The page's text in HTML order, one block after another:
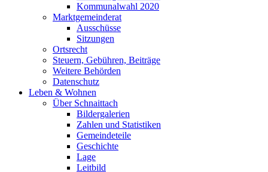
Kommunalwahl 2020
Marktgemeinderat
Ausschüsse
Sitzungen
Ortsrecht
Steuern, Gebühren, Beiträge
Weitere Behörden
Datenschutz
Leben & Wohnen
Über Schnaittach
Bildergalerien
Zahlen und Statistiken
Gemeindeteile
Geschichte
Lage
Leitbild